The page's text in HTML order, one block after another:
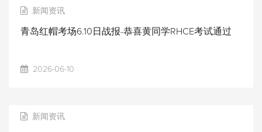
新闻资讯
青岛红帽考场6.10日战报-恭喜黄同学RHCE考试通过
2026-06-10
新闻资讯